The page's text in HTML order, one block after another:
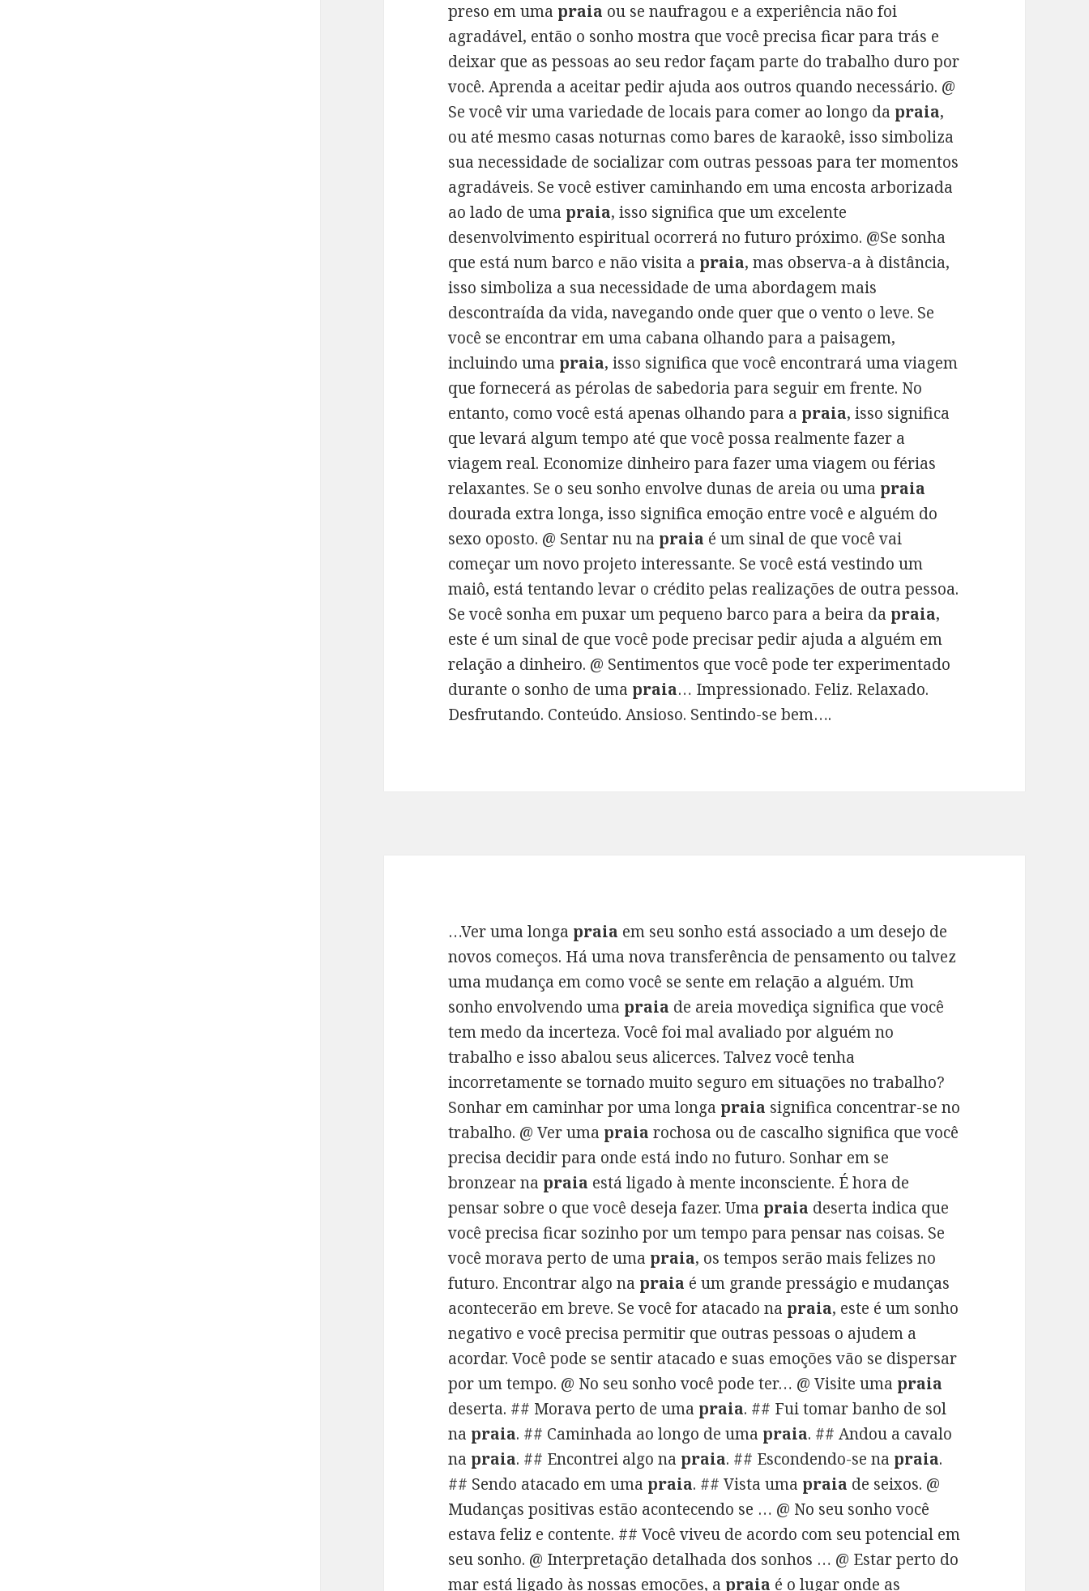
preso em uma praia ou se naufragou e a experiência não foi
agradável, então o sonho mostra que você precisa ficar para trás e
deixar que as pessoas ao seu redor façam parte do trabalho duro por
você. Aprenda a aceitar pedir ajuda aos outros quando necessário. @
Se você vir uma variedade de locais para comer ao longo da praia,
ou até mesmo casas noturnas como bares de karaokê, isso simboliza
sua necessidade de socializar com outras pessoas para ter momentos
agradáveis. Se você estiver caminhando em uma encosta arborizada
ao lado de uma praia, isso significa que um excelente
desenvolvimento espiritual ocorrerá no futuro próximo. @Se sonha
que está num barco e não visita a praia, mas observa-a à distância,
isso simboliza a sua necessidade de uma abordagem mais
descontraída da vida, navegando onde quer que o vento o leve. Se
você se encontrar em uma cabana olhando para a paisagem,
incluindo uma praia, isso significa que você encontrará uma viagem
que fornecerá as pérolas de sabedoria para seguir em frente. No
entanto, como você está apenas olhando para a praia, isso significa
que levará algum tempo até que você possa realmente fazer a
viagem real. Economize dinheiro para fazer uma viagem ou férias
relaxantes. Se o seu sonho envolve dunas de areia ou uma praia
dourada extra longa, isso significa emoção entre você e alguém do
sexo oposto. @ Sentar nu na praia é um sinal de que você vai
começar um novo projeto interessante. Se você está vestindo um
maiô, está tentando levar o crédito pelas realizações de outra pessoa.
Se você sonha em puxar um pequeno barco para a beira da praia,
este é um sinal de que você pode precisar pedir ajuda a alguém em
relação a dinheiro. @ Sentimentos que você pode ter experimentado
durante o sonho de uma praia… Impressionado. Feliz. Relaxado.
Desfrutando. Conteúdo. Ansioso. Sentindo-se bem….
…Ver uma longa praia em seu sonho está associado a um desejo de
novos começos. Há uma nova transferência de pensamento ou talvez
uma mudança em como você se sente em relação a alguém. Um
sonho envolvendo uma praia de areia movediça significa que você
tem medo da incerteza. Você foi mal avaliado por alguém no
trabalho e isso abalou seus alicerces. Talvez você tenha
incorretamente se tornado muito seguro em situações no trabalho?
Sonhar em caminhar por uma longa praia significa concentrar-se no
trabalho. @ Ver uma praia rochosa ou de cascalho significa que você
precisa decidir para onde está indo no futuro. Sonhar em se
bronzear na praia está ligado à mente inconsciente. É hora de
pensar sobre o que você deseja fazer. Uma praia deserta indica que
você precisa ficar sozinho por um tempo para pensar nas coisas. Se
você morava perto de uma praia, os tempos serão mais felizes no
futuro. Encontrar algo na praia é um grande presságio e mudanças
acontecerão em breve. Se você for atacado na praia, este é um sonho
negativo e você precisa permitir que outras pessoas o ajudem a
acordar. Você pode se sentir atacado e suas emoções vão se dispersar
por um tempo. @ No seu sonho você pode ter… @ Visite uma praia
deserta. ## Morava perto de uma praia. ## Fui tomar banho de sol
na praia. ## Caminhada ao longo de uma praia. ## Andou a cavalo
na praia. ## Encontrei algo na praia. ## Escondendo-se na praia.
## Sendo atacado em uma praia. ## Vista uma praia de seixos. @
Mudanças positivas estão acontecendo se … @ No seu sonho você
estava feliz e contente. ## Você viveu de acordo com seu potencial em
seu sonho. @ Interpretação detalhada dos sonhos … @ Estar perto do
mar está ligado às nossas emoções, a praia é o lugar onde as